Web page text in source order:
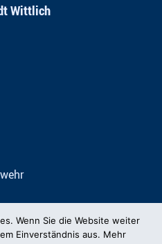
Wittlich
Wenn Sie die Website weiter
Einverständnis aus. Mehr